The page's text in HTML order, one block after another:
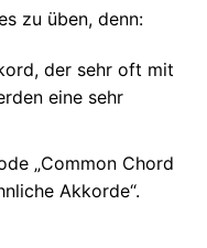
zu üben, denn:
der sehr oft mit
eine sehr
„Common Chord
Akkorde“.